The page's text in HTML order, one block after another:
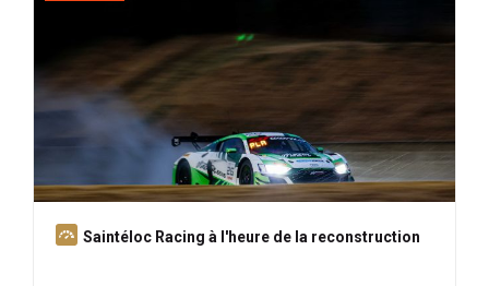
A
Saintéloc Racing à l'heure de la reconstruction